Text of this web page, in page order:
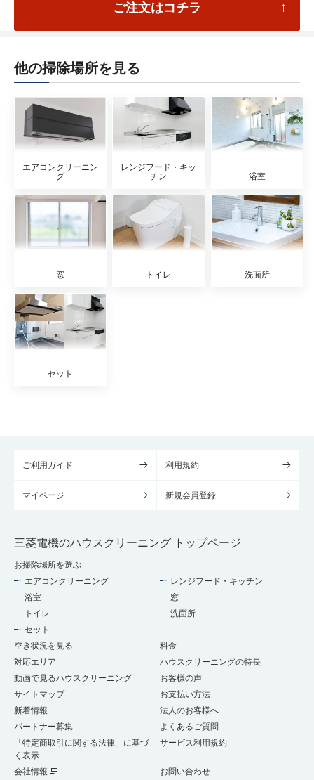
ご注文はコチラ
他の掃除場所を見る
エアコンクリーニン
グ
レンジフード・キッ
チン
浴室
窓 トイレ 洗面所
セット
ご利用ガイド 利用規約
マイページ 新規会員登録
三菱電機のハウスクリーニング トップページ
お掃除場所を選ぶ
エアコンクリーニング
レンジフード・キッチン
浴室
窓
トイレ
洗面所
セット
空き状況を見る
料金
対応エリア
ハウスクリーニングの特長
動画で見るハウスクリーニング
お客様の声
サイトマップ
お支払い方法
新着情報
法人のお客様へ
パートナー募集
よくあるご質問
「特定商取引に関する法律」に基づ
く表示
サービス利用規約
会社情報 お問い合わせ